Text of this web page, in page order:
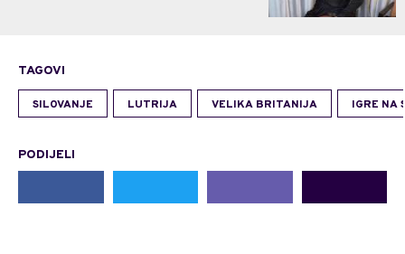
TAGOVI
SILOVANJE LUTRIJA VELIKA BRITANIJA IGRE NA
PODIJELI